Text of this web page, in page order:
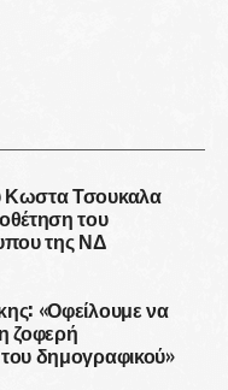
Τσουκαλα
του
της ΝΔ
«Οφείλουμε να
ζοφερή
δημογραφικού»